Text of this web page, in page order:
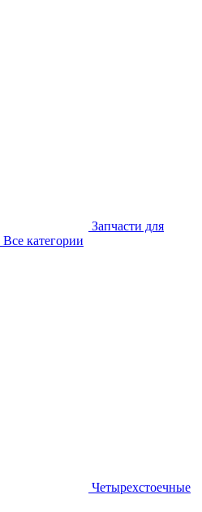
Запчасти для
Все категории
Четырехстоечные